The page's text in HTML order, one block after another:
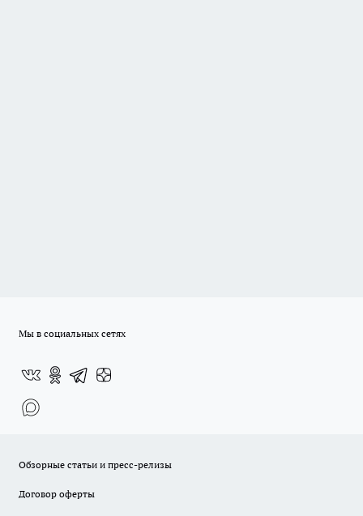
Мы в социальных сетях
Обзорные статьи и пресс-релизы
Договор оферты